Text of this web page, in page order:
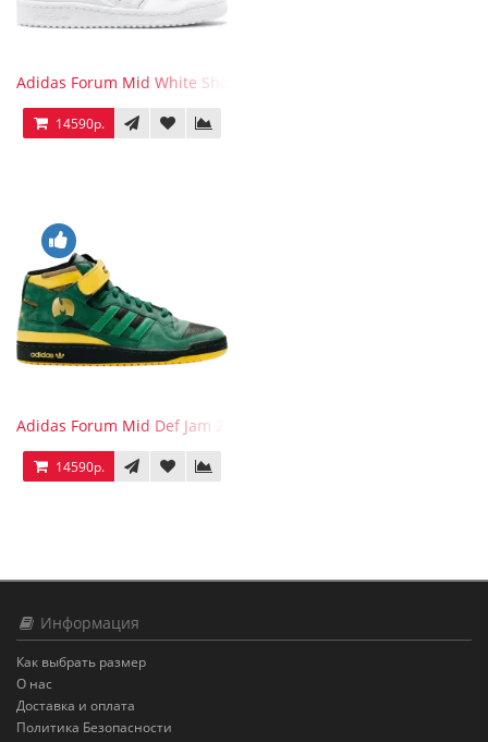
Adidas Forum Mid White Shock Pink
14590р.
Adidas Forum Mid Def Jam 25th Anniversary
14590р.
Информация
Как выбрать размер
О нас
Доставка и оплата
Политика Безопасности